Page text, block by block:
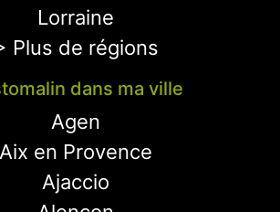
Lorraine
Plus de régions
dans ma ville
Agen
Aix en Provence
Ajaccio